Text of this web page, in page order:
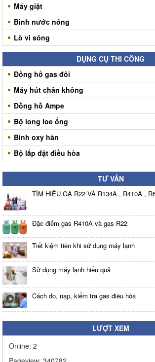
Máy giặt
Bình nước nóng
Lò vi sóng
DỤNG CỤ THI CÔNG
Đồng hồ gas đôi
Máy hút chân không
Đồng hồ Ampe
Bộ long loe ống
Bình oxy hàn
Bộ lắp đặt điều hòa
TƯ VẤN
TÌM HIỂU GA R22 VÀ R134A , R410A ,
Đặc điểm gas R410A và gas R22
Tiết kiệm tiền khi sử dụng máy lạnh
Sử dụng máy lạnh hiểu quả
Cách đo, nạp, kiểm tra gas điều hòa
LƯỢT XEM
Online: 2